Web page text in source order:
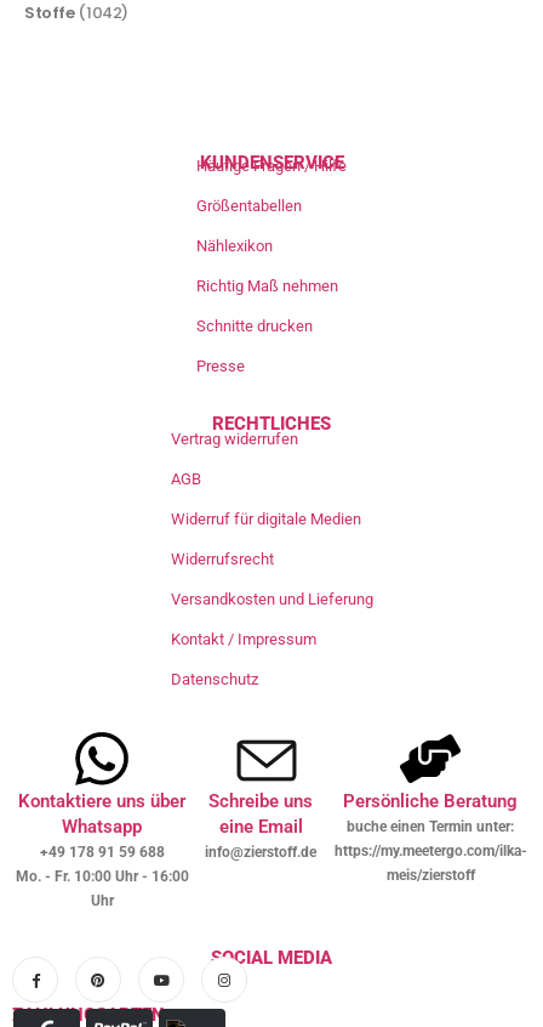
Stoffe (1042)
KUNDENSERVICE
Häufige Fragen / Hilfe
Größentabellen
Nählexikon
Richtig Maß nehmen
Schnitte drucken
Presse
RECHTLICHES
Vertrag widerrufen
AGB
Widerruf für digitale Medien
Widerrufsrecht
Versandkosten und Lieferung
Kontakt / Impressum
Datenschutz
Kontaktiere uns über
Whatsapp
+49 178 91 59 688
Mo. - Fr. 10:00 Uhr - 16:00
Uhr
Schreibe uns
eine Email
info@zierstoff.de
Persönliche Beratung
buche einen Termin unter:
https://my.meetergo.com/ilka-
meis/zierstoff
SOCIAL MEDIA
ZAHLUNGSARTEN